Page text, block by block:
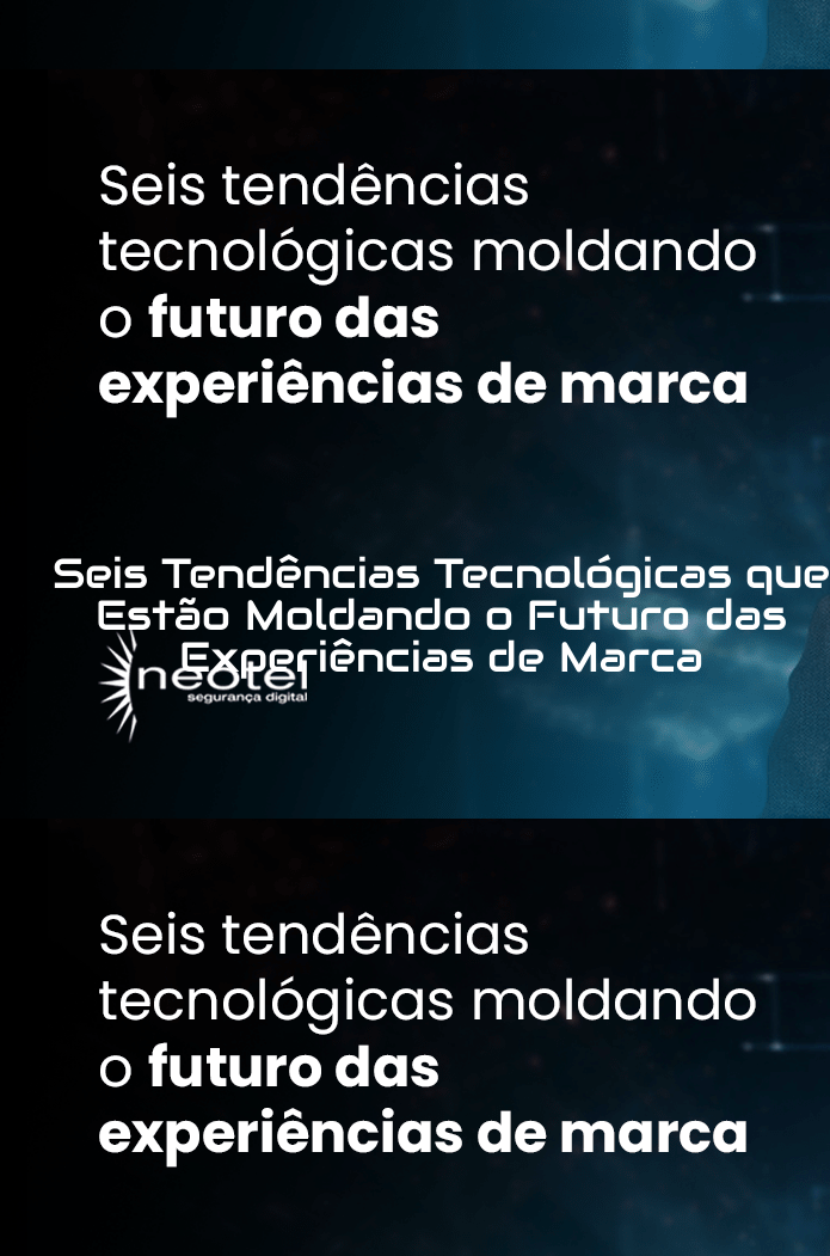
Seis Tendências Tecnológicas que
Estão Moldando o Futuro das
Experiências de Marca